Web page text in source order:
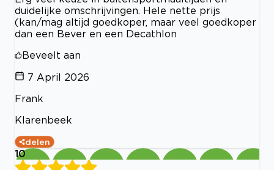
duidelijke omschrijvingen. Hele nette prijs
(kan/mag altijd goedkoper, maar veel goedkoper
dan een Bever en een Decathlon
Beveelt aan
7 April 2026
Frank
Klarenbeek
delen
10